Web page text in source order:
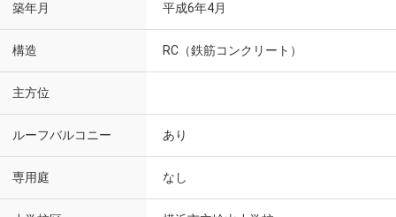
築年月 平成6年4月
構造 RC（鉄筋コンクリート）
主方位
ルーフバルコニー あり
専用庭 なし